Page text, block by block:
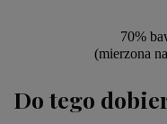
70%
(mierzona
Do tego